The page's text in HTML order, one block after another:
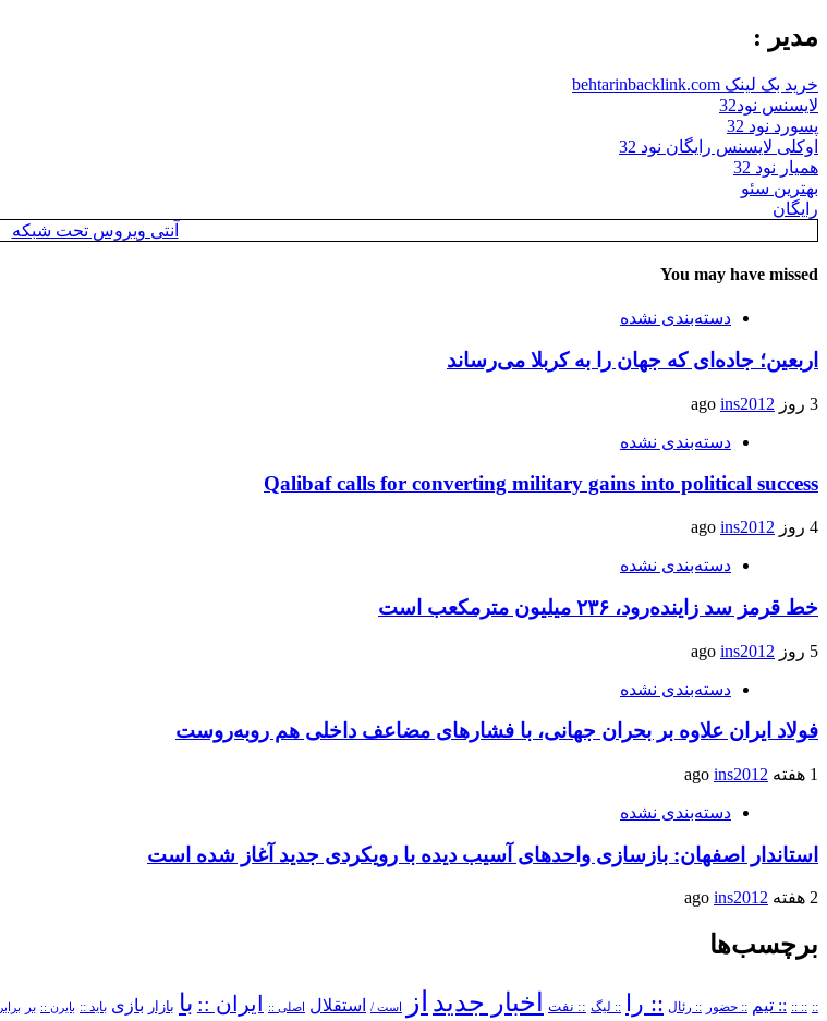
مدیر :
خرید بک لینک behtarinbacklink.com
لایسنس نود32
پسورد نود 32
اوکلی لایسنس رایگان نود 32
همیار نود 32
بهترین سئو
رایگان
آنتی ویروس تحت شبکه
You may have missed
دسته‌بندی نشده
اربعین؛ جاده‌ای که جهان را به کربلا می‌رساند
3 روز ago ins2012
دسته‌بندی نشده
Qalibaf calls for converting military gains into political success
4 روز ago ins2012
دسته‌بندی نشده
خط قرمز سد زاینده‌رود، ۲۳۶ میلیون مترمکعب است
5 روز ago ins2012
دسته‌بندی نشده
فولاد ایران علاوه بر بحران جهانی، با فشارهای مضاعف داخلی هم روبه‌روست
1 هفته ago ins2012
دسته‌بندی نشده
استاندار اصفهان: بازسازی واحدهای آسیب دیده با رویکردی جدید آغاز شده است
2 هفته ago ins2012
برچسب‌ها
::
:: :: :: تیم :: حضور :: رئال :: را :: لیگ :: نفت اخبار جدید از است / استقلال اصلی :: ایران :: با بازار بازی باید :: بایرن :: بر برابر